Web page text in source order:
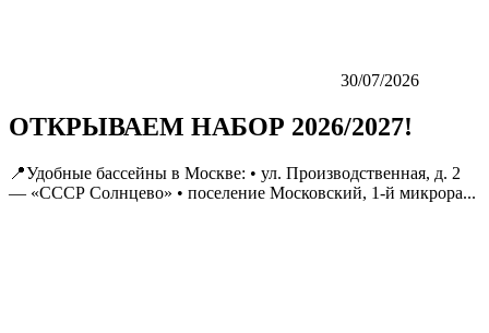
30/07/2026
ОТКРЫВАЕМ НАБОР 2026/2027!
📍Удобные бассейны в Москве: • ул. Производственная, д. 2
— «СССР Солнцево» • поселение Московский, 1-й микрора...